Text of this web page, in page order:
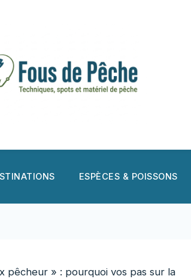
ESPÈCES & POISSONS
pêcheur » : pourquoi vos pas sur la